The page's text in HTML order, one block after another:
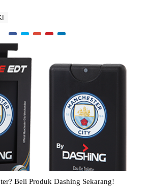
Beli Produk Dashing Sekarang!